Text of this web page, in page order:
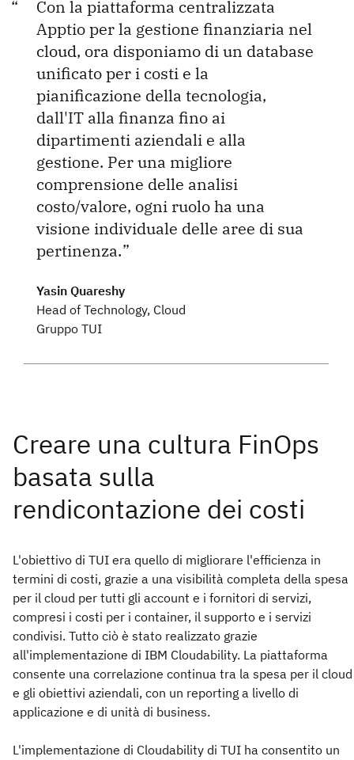
Con la piattaforma centralizzata
Apptio per la gestione finanziaria nel
cloud, ora disponiamo di un database
unificato per i costi e la
pianificazione della tecnologia,
dall'IT alla finanza fino ai
dipartimenti aziendali e alla
gestione. Per una migliore
comprensione delle analisi
costo/valore, ogni ruolo ha una
visione individuale delle aree di sua
pertinenza.
Yasin Quareshy
Head of Technology, Cloud
Gruppo TUI
L'obiettivo di TUI era quello di migliorare l'efficienza in
termini di costi, grazie a una visibilità completa della spesa
per il cloud per tutti gli account e i fornitori di servizi,
compresi i costi per i container, il supporto e i servizi
condivisi. Tutto ciò è stato realizzato grazie
all'implementazione di IBM Cloudability. La piattaforma
consente una correlazione continua tra la spesa per il cloud
e gli obiettivi aziendali, con un reporting a livello di
applicazione e di unità di business.
L'implementazione di Cloudability di TUI ha consentito un